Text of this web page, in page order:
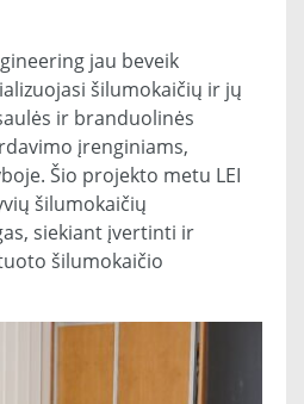
jau beveik
šilumokaičių ir jų
ir branduolinės
įrenginiams,
Šio projekto metu LEI
šilumokaičių
siekiant įvertinti ir
šilumokaičio